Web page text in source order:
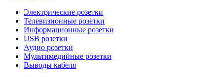
Электрические розетки
Телевизионные розетки
Информационные розетки
USB розетки
Аудио розетки
Мультимедийные розетки
Выводы кабеля